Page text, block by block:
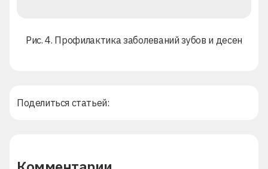
Рис. 4. Профилактика заболеваний зубов и десен
Поделиться статьей: